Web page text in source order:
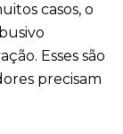
casos, o
Esses são
precisam